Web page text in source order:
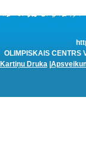
OLIMPISKAIS CENTRS
Kartiņu Druka|